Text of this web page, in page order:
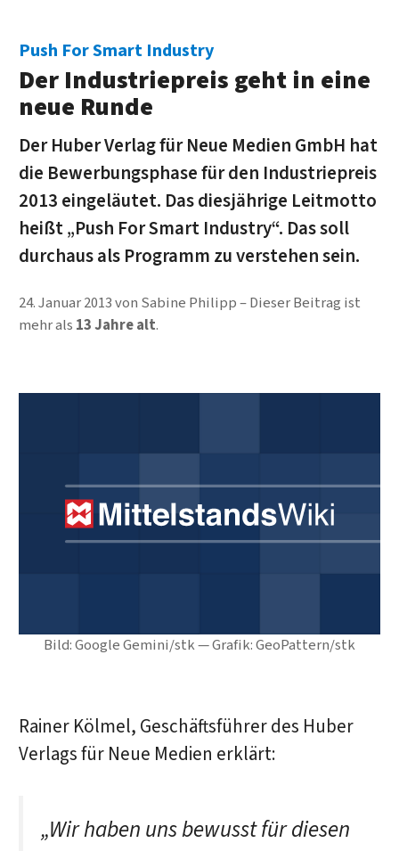
Bild: Google Gemini/stk — Grafik: GeoPattern/stk
Push For Smart Industry
Der Industriepreis geht in eine
neue Runde
Der Huber Verlag für Neue Medien GmbH hat
die Bewerbungsphase für den Industriepreis
2013 eingeläutet. Das diesjährige Leitmotto
heißt „Push For Smart Industry“. Das soll
durchaus als Programm zu verstehen sein.
24. Januar 2013von Sabine Philipp
Dieser Beitrag ist
mehr als 13 Jahre alt.
Rainer Kölmel, Geschäftsführer des Huber
Verlags für Neue Medien erklärt:
„Wir haben uns bewusst für diesen